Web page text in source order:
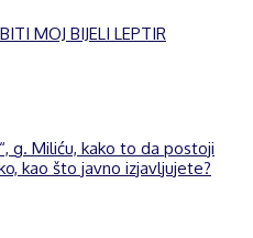
MOJ BIJELI LEPTIR
g. Miliću, kako to da postoji
kao što javno izjavljujete?